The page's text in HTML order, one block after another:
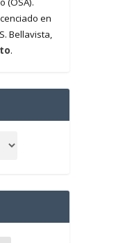
en
Bellavista,
.